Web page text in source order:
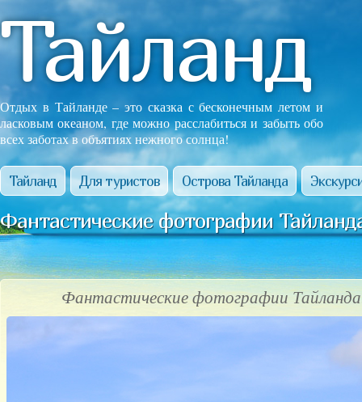
Тайланд
Отдых в Тайланде – это сказка с бесконечным летом и
ласковым океаном, где можно расслабиться и забыть обо
всех заботах в объятиях нежного солнца!
Тайланд Для туристов Острова Тайланда
Фантастические фотографии
Фантастические фотографии